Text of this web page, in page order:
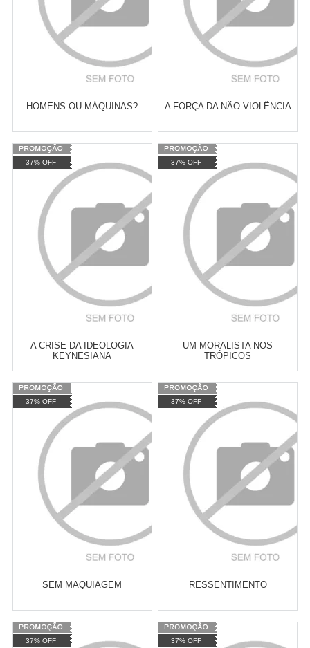
HOMENS OU MÁQUINAS?
Varejo:
Atacado: R$ 2.550,90 (Apenas
Revendedor)
10 x
PSICOLOGIA SOCIAL
COMPRAR
A FORÇA DA NÃO VIOLÊNCIA
Varejo:
Atacado: R$ 2.550,90 (Apenas
Revendedor)
10
MOVIMENTOS POLÍTICO-
SOCIAIS
COMPRAR
37% OFF
A CRISE DA IDEOLOGIA
KEYNESIANA
Varejo:
Atacado: R$ 2.550,90 (Apenas
Revendedor)
10 x
ECONOMIA MARXISTA
COMPRAR
37% OFF
UM MORALISTA NOS
TRÓPICOS
Varejo:
Atacado: R$ 2.550,90 (Apenas
Revendedor)
10
Cat:
COMPRAR
37% OFF
SEM MAQUIAGEM
Varejo:
37% OFF
RESSENTIMENTO
Varejo:
37% OFF 37% OFF